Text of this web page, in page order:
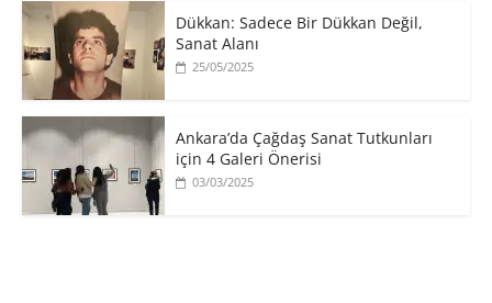
​Dükkan: Sadece Bir Dükkan Değil,
Sanat Alanı
25/05/2025
Ankara’da Çağdaş Sanat Tutkunları
için 4 Galeri Önerisi
03/03/2025